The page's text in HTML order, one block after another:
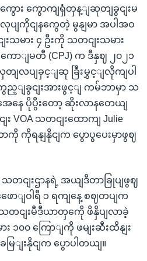
ား ကွောကျရှံတှန့ျဆုတျခွငျးမ
လုပျကိုငျနကွေတဲ့ မွနျမာ အပါအဝ
သမား ၄ ဦးကို သတငျးသမား
ကောျမတီ (CPJ) က ဒီနှဈ ၂၀၂၁
ျလပျခှင့ျဆု ခြီးမွှင့ျလိုကျပါ
ျခွငျးအားဖွင့ျ ကမ်ဘာမှာ သ
နေ ပိုပွီးတော့ ဆိုးလာနတေယျ
သတငျးထောကျ Julie
ကို ကိုရနျနိုငျက ပွောပွပေးမှာဖွဈ
သတငျးဌာနရဲ့ အယျဒီတာခြုပျဖွဈ
ေောျဝါရီ ၁ ရကျနေ့ စဈတပျက
တငျးမီဒီယာတှကေို ဖိနှိပျလာခဲ့
း ၁၀၀ ကြောျကို ဖမျးဆီးထိနျး
ြျးနိုငျက ပွောပါတယျ။